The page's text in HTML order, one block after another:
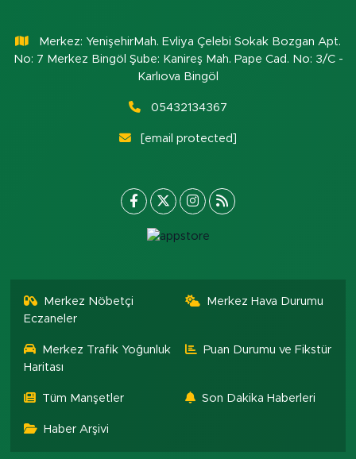
Merkez: YenişehirMah. Evliya Çelebi Sokak Bozgan Apt.
No: 7 Merkez Bingöl Şube: Kanireş Mah. Pape Cad. No: 3/C -
Karlıova Bingöl
05432134367
[email protected]
Merkez Nöbetçi
Eczaneler
Merkez Hava Durumu
Merkez Trafik Yoğunluk
Haritası
Puan Durumu ve Fikstür
Tüm Manşetler Son Dakika Haberleri
Haber Arşivi